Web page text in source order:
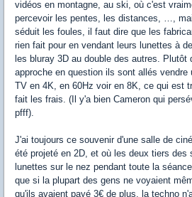
vidéos en montagne, au ski, où c'est
percevoir les pentes, les distances, …,
séduit les foules, il faut dire que les
rien fait pour en vendant leurs lunettes à
les bluray 3D au double des autres. Plutôt
approche en question ils sont allés vendre
TV en 4K, en 60Hz voir en 8K, ce qui est
fait les frais. (Il y'a bien Cameron qui
pfff).
J'ai toujours ce souvenir d'une salle de
été projeté en 2D, et où les deux tiers des
lunettes sur le nez pendant toute la
que si la plupart des gens ne voyaient
qu'ils avaient payé 3€ de plus, la techno